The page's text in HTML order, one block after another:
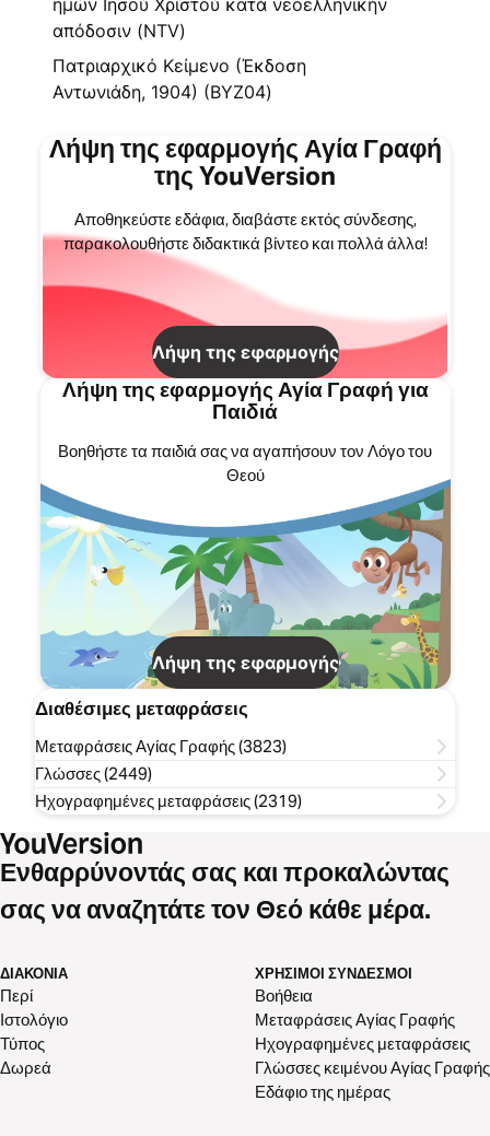
ημών Ιησού Χριστού κατά νεοελληνικήν
απόδοσιν (NTV)
Πατριαρχικό Κείμενο (Έκδοση
Αντωνιάδη, 1904) (BYZ04)
Λήψη της εφαρμογής Αγία Γραφή
της YouVersion
Αποθηκεύστε εδάφια, διαβάστε εκτός σύνδεσης,
παρακολουθήστε διδακτικά βίντεο και πολλά άλλα!
Λήψη της εφαρμογής
Λήψη της εφαρμογής Αγία Γραφή για
Παιδιά
Βοηθήστε τα παιδιά σας να αγαπήσουν τον Λόγο του
Θεού
Λήψη της εφαρμογής
Διαθέσιμες μεταφράσεις
Μεταφράσεις Αγίας Γραφής (3823)
Γλώσσες (2449)
Ηχογραφημένες μεταφράσεις (2319)
Ενθαρρύνοντάς σας και προκαλώντας
σας να αναζητάτε τον Θεό κάθε μέρα.
ΔΙΑΚΟΝΊΑ
Περί
Ιστολόγιο
Τύπος
Δωρεά
ΧΡΉΣΙΜΟΙ ΣΎΝΔΕΣΜΟΙ
Βοήθεια
Μεταφράσεις Αγίας Γραφής
Ηχογραφημένες μεταφράσεις
Γλώσσες κειμένου Αγίας Γραφής
Εδάφιο της ημέρας